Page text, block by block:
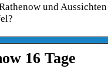
und
16 Tage